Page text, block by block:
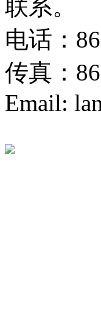
联系。
电话：
传真：
Email: